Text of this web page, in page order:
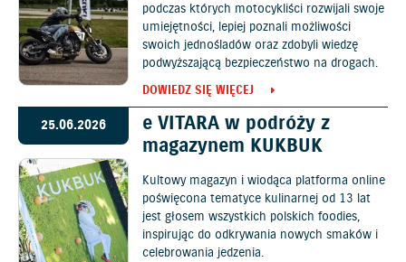
podczas których motocykliści rozwijali swoje
umiejętności, lepiej poznali możliwości
swoich jednośladów oraz zdobyli wiedzę
podwyższającą bezpieczeństwo na drogach.
DOWIEDZ SIĘ WIĘCEJ
25.06.2026
e VITARA w podróży z
magazynem KUKBUK
Kultowy magazyn i wiodąca platforma online
poświęcona tematyce kulinarnej od 13 lat
jest głosem wszystkich polskich foodies,
inspirując do odkrywania nowych smaków i
celebrowania jedzenia.